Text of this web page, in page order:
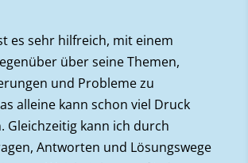
es sehr hilfreich, mit einem
über seine Themen,
und Probleme zu
alleine kann schon viel Druck
Gleichzeitig kann ich durch
Antworten und Lösungswege